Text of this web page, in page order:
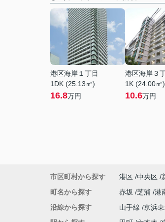
港区海岸１丁目
1DK (25.13㎡)
16.8万円
港区海岸３
1K (24.00㎡)
10.6万円
市区町村から探す 港区 中央区
町名から探す
赤坂 芝浦 港
沿線から探す
山手線 京浜